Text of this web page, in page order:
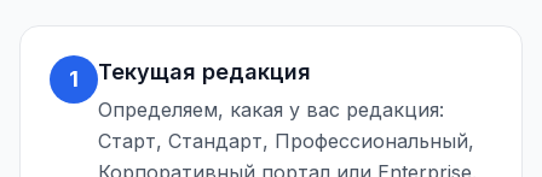
1 Текущая редакция
Определяем, какая у вас редакция:
Старт, Стандарт, Профессиональный,
Корпоративный портал или Enterprise.